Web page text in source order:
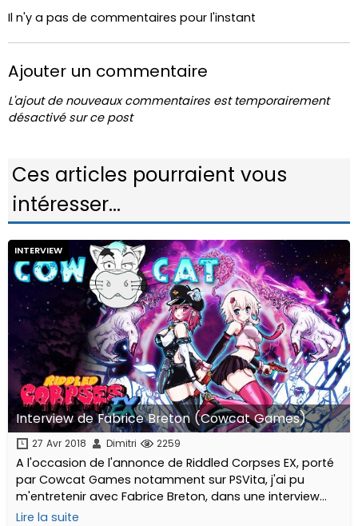
Il n'y a pas de commentaires pour l'instant
Ajouter un commentaire
L'ajout de nouveaux commentaires est temporairement
désactivé sur ce post
Ces articles pourraient vous
intéresser...
INTERVIEW
Interview de Fabrice Breton (Cowcat Games)
27 Avr 2018 Dimitri 2259
A l'occasion de l'annonce de Riddled Corpses EX, porté
par Cowcat Games notamment sur PSVita, j'ai pu
m'entretenir avec Fabrice Breton, dans une interview
passionnante.
Lire la suite